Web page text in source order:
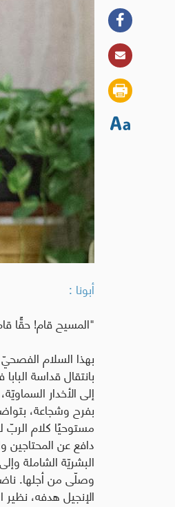
أبونا :
"المسيح قام! حقًّا
بهذا السلام الفصحيّ
بانتقال قداسة
إلى الأخدار
بفرح وشجاعة،
مستوحيًا كلام
دافع عن المحتاجين
البشريّة الشاملة
وصلّى من أجلها.
الإنجيل هدفه،